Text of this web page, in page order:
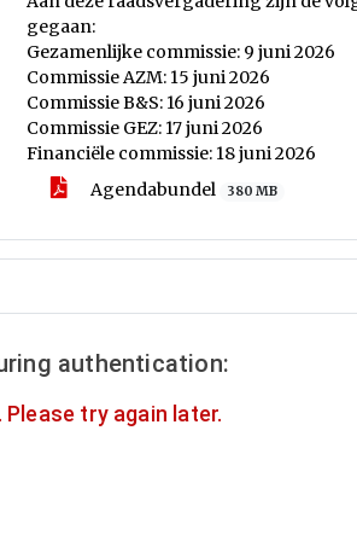
gegaan:
Gezamenlijke commissie: 9 juni 2026
Commissie AZM: 15 juni 2026
Commissie B&S: 16 juni 2026
Commissie GEZ: 17 juni 2026
Financiële commissie: 18 juni 2026
Agendabundel 380 MB